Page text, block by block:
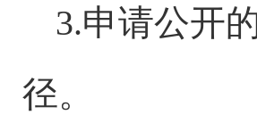
3.申请公开
径。